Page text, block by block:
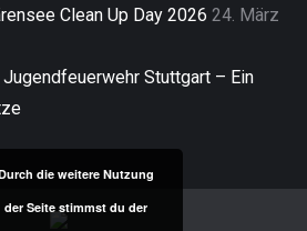
Clean Up Day 2026 24. März
Stuttgart – Ein
die weitere Nutzung
der Seite stimmst du der